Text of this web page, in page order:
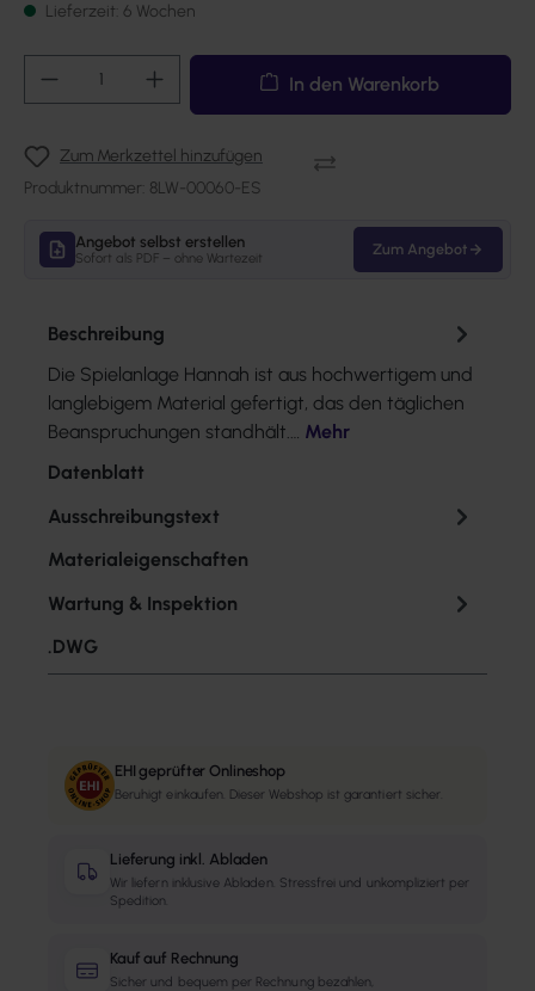
Lieferzeit: 6 Wochen
Produkt Anzahl: Gib den gewünschten
In den Warenkorb
Zum Merkzettel hinzufügen
Produktnummer: 8LW-00060-ES
Angebot selbst erstellen
Sofort als PDF – ohne Wartezeit Zum Angebot
Beschreibung
Die Spielanlage Hannah ist aus hochwertigem und
langlebigem Material gefertigt, das den täglichen
Beanspruchungen standhält.… Mehr
Datenblatt
Ausschreibungstext
Materialeigenschaften
Wartung & Inspektion
.DWG
EHI geprüfter Onlineshop
Beruhigt einkaufen. Dieser Webshop ist garantiert sicher.
Lieferung inkl. Abladen
Wir liefern inklusive Abladen. Stressfrei und unkompliziert per
Spedition.
Kauf auf Rechnung
Sicher und bequem per Rechnung bezahlen,